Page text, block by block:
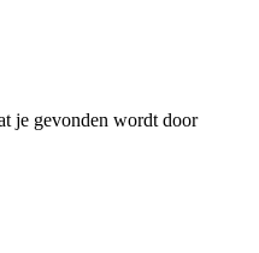
je gevonden wordt door